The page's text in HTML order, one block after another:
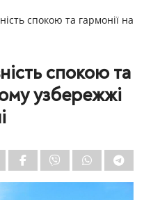
спокою та гармонії на
спокою та
узбережжі